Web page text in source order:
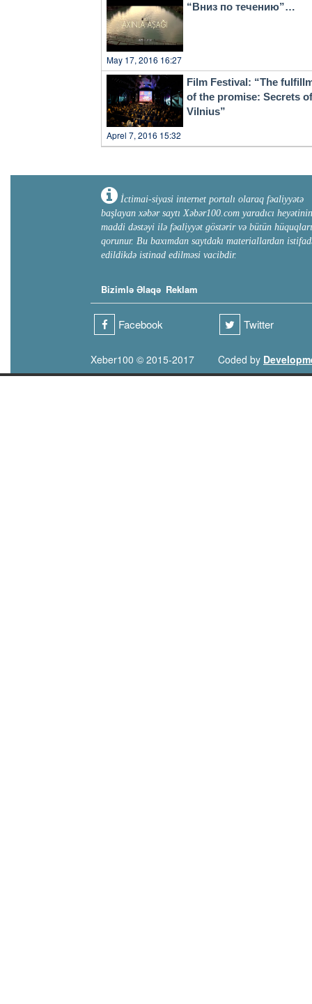
“Вниз по течению”…
May 17, 2016 16:27
Film Festival: “The
of the promise: Secrets of
Vilnius”
Aprel 7, 2016 15:32
İctimai-siyasi internet portalı olaraq fəaliyyətə
başlayan xəbər saytı Xəbər100.com yaradıcı heyətinin
maddi dəstəyi ilə fəaliyyət göstərir və bütün hüquqları
qorunur. Bu baxımdan saytdakı materiallardan
edildikdə istinad edilməsi vacibdir.
Bizimlə Əlaqə Reklam
Facebook Twitter
Xeber100 © 2015-2017 Coded by